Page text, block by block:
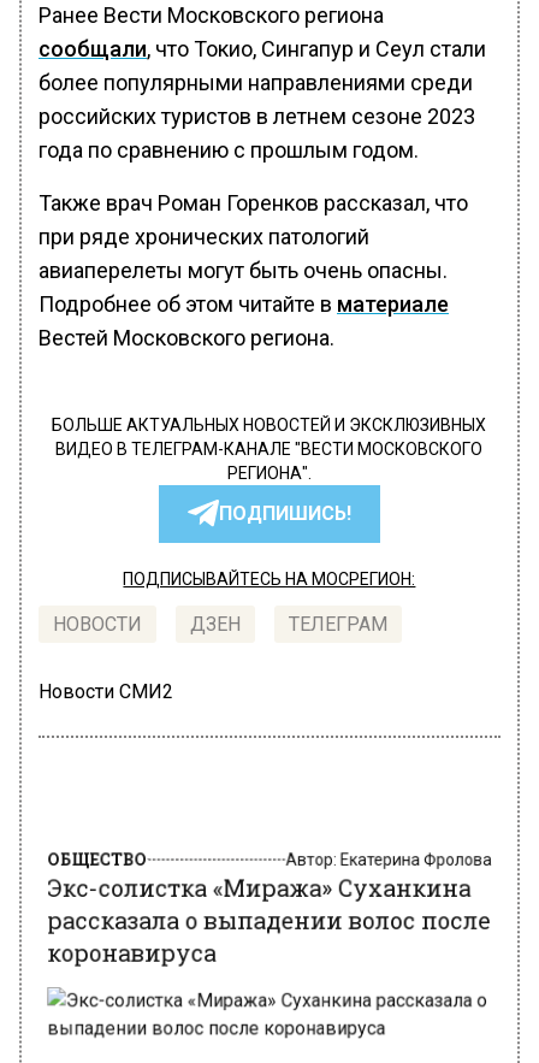
Ранее Вести Московского региона
сообщали, что Токио, Сингапур и Сеул стали
более популярными направлениями среди
российских туристов в летнем сезоне 2023
года по сравнению с прошлым годом.
Также врач Роман Горенков рассказал, что
при ряде хронических патологий
авиаперелеты могут быть очень опасны.
Подробнее об этом читайте в материале
Вестей Московского региона.
БОЛЬШЕ АКТУАЛЬНЫХ НОВОСТЕЙ И ЭКСКЛЮЗИВНЫХ
ВИДЕО В ТЕЛЕГРАМ-КАНАЛЕ "ВЕСТИ МОСКОВСКОГО
РЕГИОНА".
ПОДПИШИСЬ!
ПОДПИСЫВАЙТЕСЬ НА МОСРЕГИОН:
НОВОСТИ ДЗЕН ТЕЛЕГРАМ
Новости СМИ2
Экс-солистка «Миража» Суханкина
рассказала о выпадении волос после
коронавируса